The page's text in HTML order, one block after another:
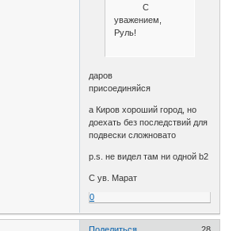
С
уважением,
Руль!
даров
присоединяйся
а Киров хороший город, но
доехать без последствий для
подвески сложновато
p.s. не видел там ни одной b2
C ув. Марат
0